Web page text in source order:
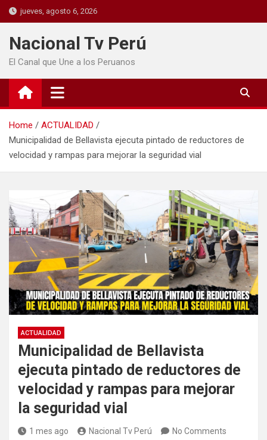
jueves, agosto 6, 2026
Nacional Tv Perú
El Canal que Une a los Peruanos
Home
ACTUALIDAD
Municipalidad de Bellavista ejecuta pintado de reductores de
velocidad y rampas para mejorar la seguridad vial
ACTUALIDAD
Municipalidad de Bellavista
ejecuta pintado de reductores de
velocidad y rampas para mejorar
la seguridad vial
1 mes ago Nacional Tv Perú No Comments